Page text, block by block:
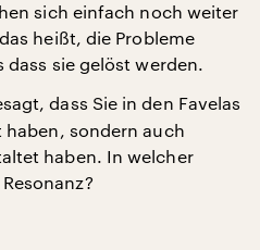
sich einfach noch weiter
heißt, die Probleme
dass sie gelöst werden.
dass Sie in den Favelas
sondern auch
haben. In welcher